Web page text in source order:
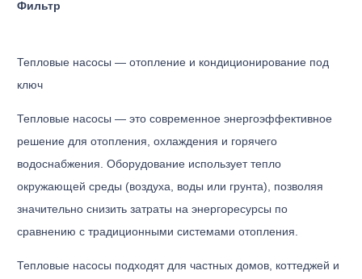
Фильтр
Тепловые насосы — отопление и кондиционирование под
ключ
Тепловые насосы — это современное энергоэффективное
решение для отопления, охлаждения и горячего
водоснабжения. Оборудование использует тепло
окружающей среды (воздуха, воды или грунта), позволяя
значительно снизить затраты на энергоресурсы по
сравнению с традиционными системами отопления.
Тепловые насосы подходят для частных домов, коттеджей и